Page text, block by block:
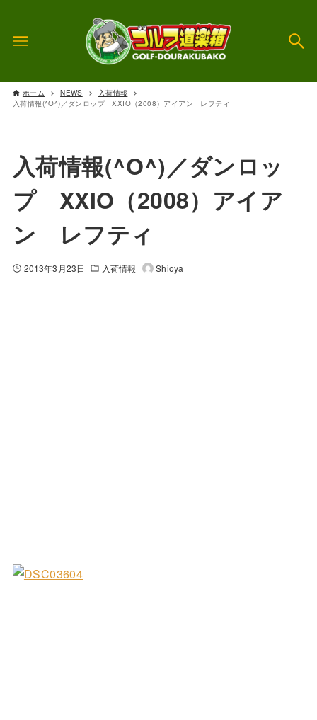
ホーム NEWS
入荷情報
入荷情報(^O^)／ダンロップ XXIO（2008）アイアン レフティ
入荷情報(^O^)／ダンロッ
プ XXIO（2008）アイア
ン レフティ
2013年3月23日 入荷情報 Shioya